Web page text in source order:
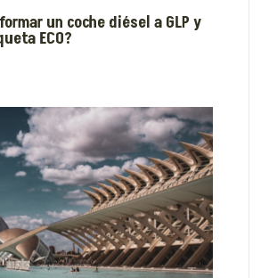
un coche diésel a GLP y
ECO?